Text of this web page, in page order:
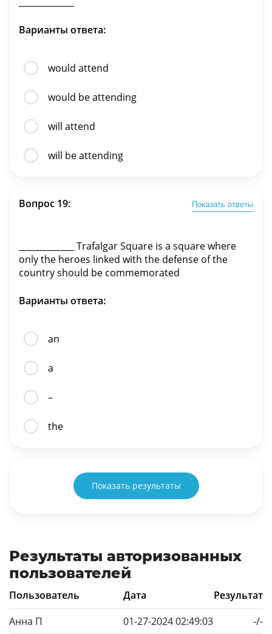
Варианты ответа:
would attend
would be attending
will attend
will be attending
Вопрос 19: Показать ответы
_____________ Trafalgar Square is a square where
only the heroes linked with the defense of the
country should be commemorated
Варианты ответа:
an
a
–
the
Показать результаты
Результаты авторизованных
пользователей
Пользователь Дата
Результат
Анна П
01-27-2024 02:49:03
-/-